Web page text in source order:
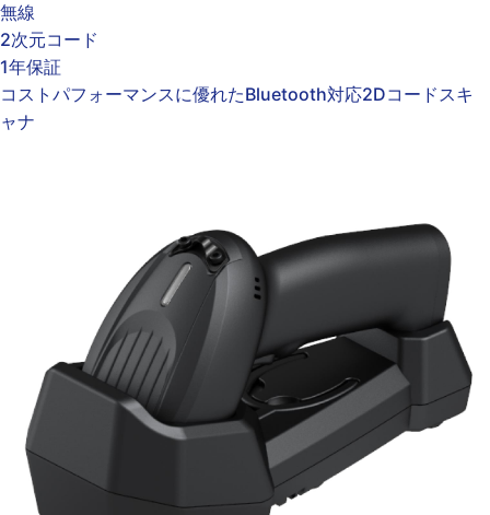
無線
2次元コード
1年保証
コストパフォーマンスに優れたBluetooth対応2Dコードスキ
ャナ